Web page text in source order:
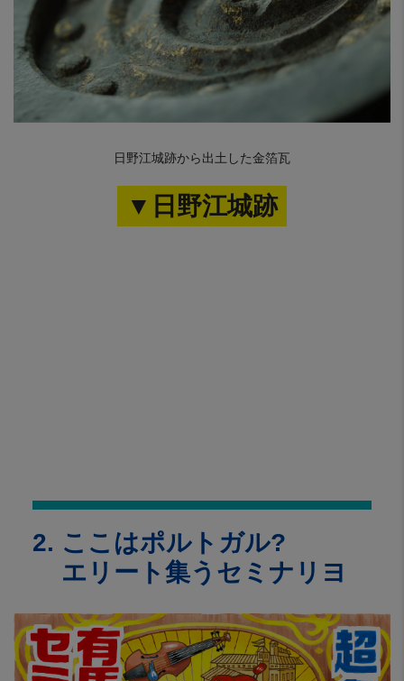
日野江城跡から出土した金箔瓦
▼日野江城跡
2. ここはポルトガル?
エリート集うセミナリヨ